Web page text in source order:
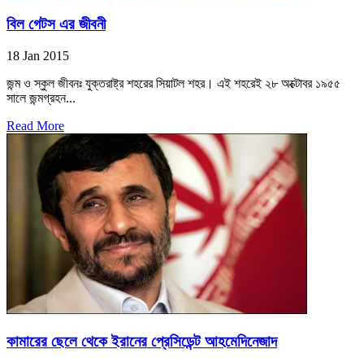
বিল গেটস এর জীবনী
18 Jan 2015
জন্ম ও স্কুল জীবনঃ যুক্তরাষ্ট্র শহরের সিয়াটল শহর। এই শহরেই ২৮ অক্টোবর ১৯৫৫
সালে জন্মগ্রহন...
Read More
কামারের ছেলে থেকে ইরানের প্রেসিডেন্ট আহমেদিনেজাদ